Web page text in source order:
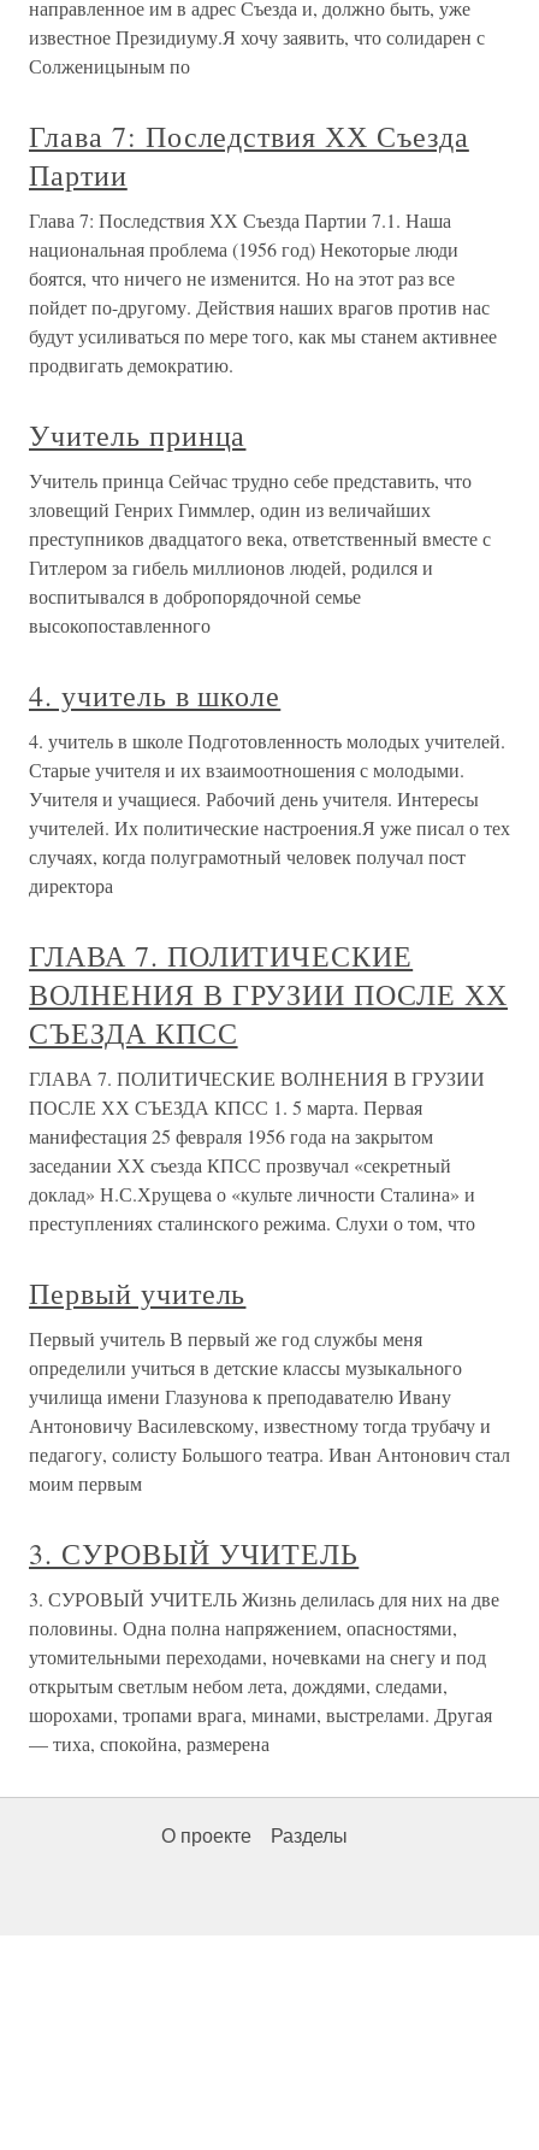
направленное им в адрес Съезда и, должно быть, уже
известное Президиуму.Я хочу заявить, что солидарен с
Солженицыным по
Глава 7: Последствия ХХ Съезда
Партии
Глава 7: Последствия ХХ Съезда Партии 7.1. Наша
национальная проблема (1956 год) Некоторые люди
боятся, что ничего не изменится. Но на этот раз все
пойдет по-другому. Действия наших врагов против нас
будут усиливаться по мере того, как мы станем активнее
продвигать демократию.
Учитель принца
Учитель принца Сейчас трудно себе представить, что
зловещий Генрих Гиммлер, один из величайших
преступников двадцатого века, ответственный вместе с
Гитлером за гибель миллионов людей, родился и
воспитывался в добропорядочной семье
высокопоставленного
4. учитель в школе
4. учитель в школе Подготовленность молодых учителей.
Старые учителя и их взаимоотношения с молодыми.
Учителя и учащиеся. Рабочий день учителя. Интересы
учителей. Их политические настроения.Я уже писал о тех
случаях, когда полуграмотный человек получал пост
директора
ГЛАВА 7. ПОЛИТИЧЕСКИЕ
ВОЛНЕНИЯ В ГРУЗИИ ПОСЛЕ ХХ
СЪЕЗДА КПСС
ГЛАВА 7. ПОЛИТИЧЕСКИЕ ВОЛНЕНИЯ В ГРУЗИИ
ПОСЛЕ ХХ СЪЕЗДА КПСС 1. 5 марта. Первая
манифестация 25 февраля 1956 года на закрытом
заседании ХХ съезда КПСС прозвучал «секретный
доклад» Н.С.Хрущева о «культе личности Сталина» и
преступлениях сталинского режима. Слухи о том, что
Первый учитель
Первый учитель В первый же год службы меня
определили учиться в детские классы музыкального
училища имени Глазунова к преподавателю Ивану
Антоновичу Василевскому, известному тогда трубачу и
педагогу, солисту Большого театра. Иван Антонович стал
моим первым
3. СУРОВЫЙ УЧИТЕЛЬ
3. СУРОВЫЙ УЧИТЕЛЬ Жизнь делилась для них на две
половины. Одна полна напряжением, опасностями,
утомительными переходами, ночевками на снегу и под
открытым светлым небом лета, дождями, следами,
шорохами, тропами врага, минами, выстрелами. Другая
— тиха, спокойна, размерена
О проекте Разделы